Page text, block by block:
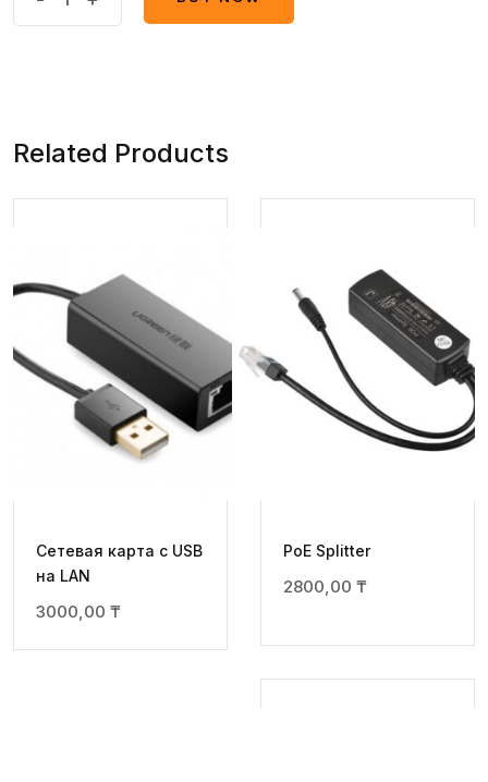
Related Products
Сетевая карта с USB
на LAN
3000,00 ₸
PoE Splitter
2800,00 ₸